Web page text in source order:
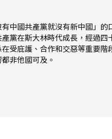
有中國共產黨就沒有新中國」
產黨在斯大林時代成長，經過
在受庇護、合作和交惡等重要
都非他國可及。